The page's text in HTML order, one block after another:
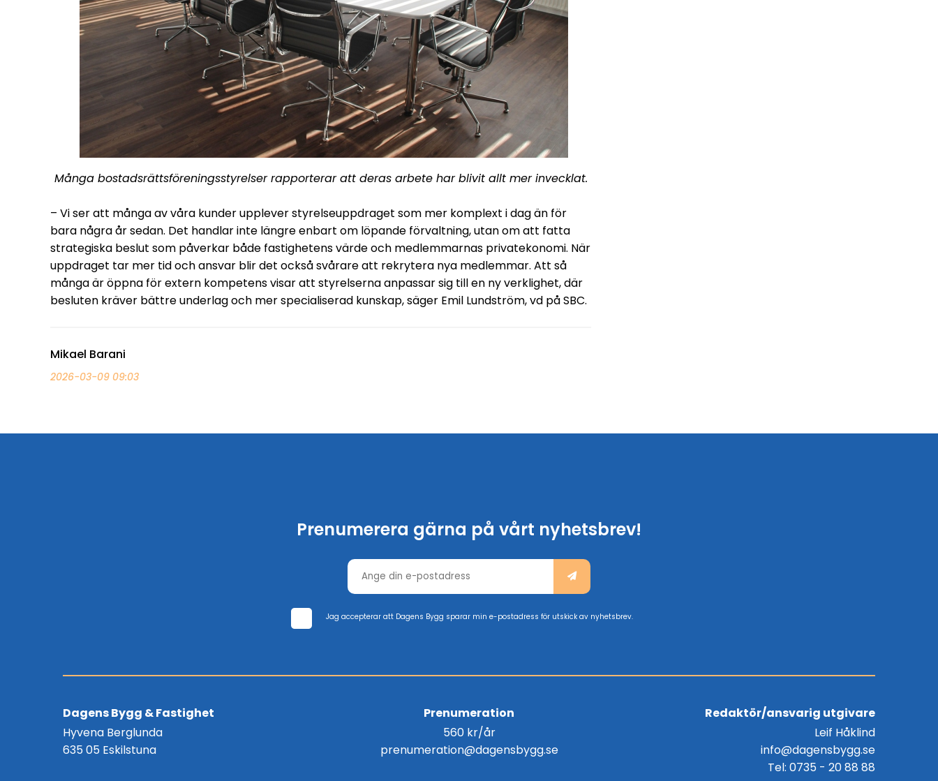
Många bostadsrättsföreningsstyrelser rapporterar att deras arbete har blivit allt mer invecklat.
– Vi ser att många av våra kunder upplever styrelseuppdraget som mer komplext i dag än för
bara några år sedan. Det handlar inte längre enbart om löpande förvaltning, utan om att fatta
strategiska beslut som påverkar både fastighetens värde och medlemmarnas privatekonomi. När
uppdraget tar mer tid och ansvar blir det också svårare att rekrytera nya medlemmar. Att så
många är öppna för extern kompetens visar att styrelserna anpassar sig till en ny verklighet, där
besluten kräver bättre underlag och mer specialiserad kunskap, säger Emil Lundström, vd på SBC.
Mikael Barani
2026-03-09 09:03
Prenumerera gärna på vårt nyhetsbrev!
Jag accepterar att Dagens Bygg sparar min e-postadress för utskick av nyhetsbrev.
Dagens Bygg & Fastighet
Hyvena Berglunda
635 05 Eskilstuna
Prenumeration
560 kr/år
prenumeration@dagensbygg.se
Redaktör/ansvarig utgivare
Leif Håklind
info@dagensbygg.se
Tel: 0735 - 20 88 88